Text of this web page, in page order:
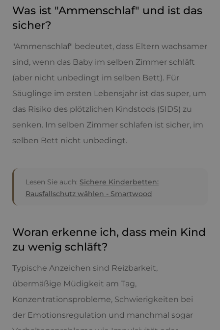
Was ist "Ammenschlaf" und ist das
sicher?
"Ammenschlaf" bedeutet, dass Eltern wachsamer
sind, wenn das Baby im selben Zimmer schläft
(aber nicht unbedingt im selben Bett). Für
Säuglinge im ersten Lebensjahr ist das super, um
das Risiko des plötzlichen Kindstods (SIDS) zu
senken. Im selben Zimmer schlafen ist sicher, im
selben Bett nicht unbedingt.
Lesen Sie auch: Sichere Kinderbetten:
Rausfallschutz wählen - Smartwood
Woran erkenne ich, dass mein Kind
zu wenig schläft?
Typische Anzeichen sind Reizbarkeit,
übermäßige Müdigkeit am Tag,
Konzentrationsprobleme, Schwierigkeiten bei
der Emotionsregulation und manchmal sogar